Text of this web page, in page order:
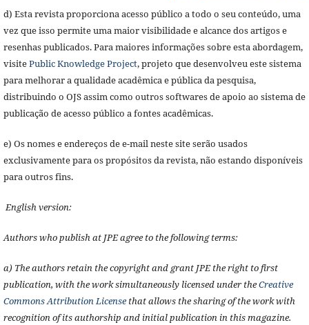
d) Esta revista proporciona acesso público a todo o seu conteúdo, uma
vez que isso permite uma maior visibilidade e alcance dos artigos e
resenhas publicados. Para maiores informações sobre esta abordagem,
visitePublic Knowledge Project, projeto que desenvolveu este sistema
para melhorar a qualidade acadêmica e pública da pesquisa,
distribuindo o OJS assim como outros softwares de apoio ao sistema de
publicação de acesso público a fontes acadêmicas.
e) Os nomes e endereços de e-mail neste site serão usados
exclusivamente para os propósitos da revista, não estando disponíveis
para outros fins.
English version:
Authors who publish at JPE agree to the following terms:
a) The authors retain the copyright and grant JPE the right to first
publication, with the work simultaneously licensed under theCreative
Commons Attribution Licensethat allows the sharing of the work with
recognition of its authorship and initial publication in this magazine.